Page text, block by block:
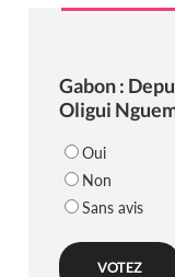
Gabon :
Oligui
Oui
Non
Sans avis